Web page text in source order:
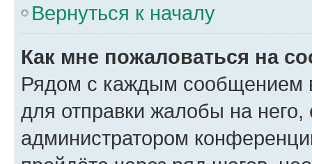
Вернуться к началу
Как мне пожаловаться на
Рядом с каждым сообщением
для отправки жалобы на
администратором